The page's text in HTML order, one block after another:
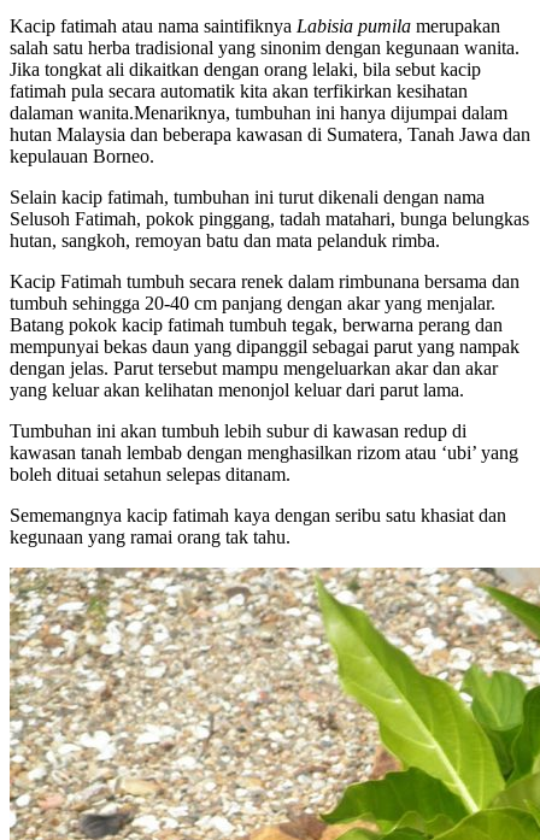
Kacip fatimah atau nama saintifiknya Labisia pumila merupakan
salah satu herba tradisional yang sinonim dengan kegunaan wanita.
Jika tongkat ali dikaitkan dengan orang lelaki, bila sebut kacip
fatimah pula secara automatik kita akan terfikirkan kesihatan
dalaman wanita.Menariknya, tumbuhan ini hanya dijumpai dalam
hutan Malaysia dan beberapa kawasan di Sumatera, Tanah Jawa dan
kepulauan Borneo.
Selain kacip fatimah, tumbuhan ini turut dikenali dengan nama
Selusoh Fatimah, pokok pinggang, tadah matahari, bunga belungkas
hutan, sangkoh, remoyan batu dan mata pelanduk rimba.
Kacip Fatimah tumbuh secara renek dalam rimbunana bersama dan
tumbuh sehingga 20-40 cm panjang dengan akar yang menjalar.
Batang pokok kacip fatimah tumbuh tegak, berwarna perang dan
mempunyai bekas daun yang dipanggil sebagai parut yang nampak
dengan jelas. Parut tersebut mampu mengeluarkan akar dan akar
yang keluar akan kelihatan menonjol keluar dari parut lama.
Tumbuhan ini akan tumbuh lebih subur di kawasan redup di
kawasan tanah lembab dengan menghasilkan rizom atau ‘ubi’ yang
boleh dituai setahun selepas ditanam.
Sememangnya kacip fatimah kaya dengan seribu satu khasiat dan
kegunaan yang ramai orang tak tahu.